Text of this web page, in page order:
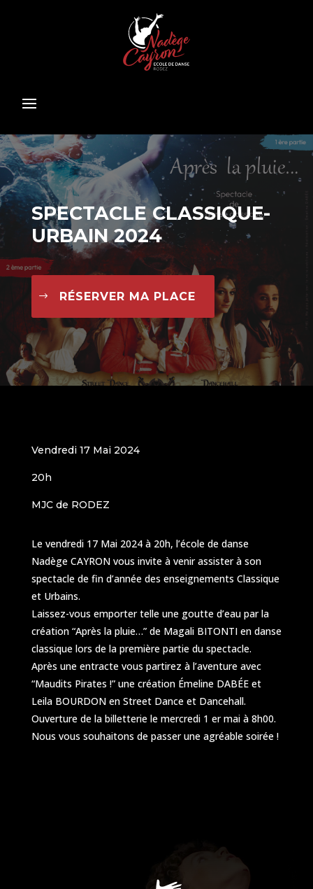
SPECTACLE CLASSIQUE-
URBAIN 2024
RÉSERVER MA PLACE
Vendredi 17 Mai 2024
20h
MJC de RODEZ
Le vendredi 17 Mai 2024 à 20h, l’école de danse
Nadège CAYRON vous invite à venir assister à son
spectacle de fin d’année des enseignements Classique
et Urbains.
Laissez-vous emporter telle une goutte d’eau par la
création “Après la pluie…” de Magali BITONTI en danse
classique lors de la première partie du spectacle.
Après une entracte vous partirez à l’aventure avec
“Maudits Pirates !” une création Émeline DABÉE et
Leila BOURDON en Street Dance et Dancehall.
Ouverture de la billetterie le mercredi 1 er mai à 8h00.
Nous vous souhaitons de passer une agréable soirée !